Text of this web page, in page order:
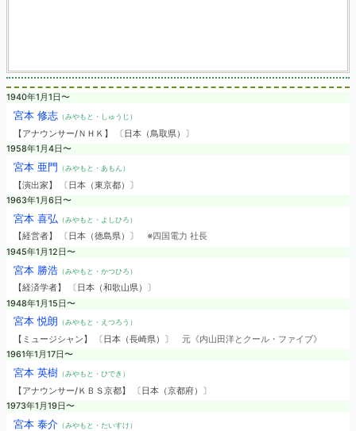
1940年1月1日〜
宮本 修志（みやもと・しゅうじ）
【アナウンサー/ＮＨＫ】 〔日本（鳥取県）〕
1958年1月4日〜
宮本 亜門 （みやもと・あもん）
【演出家】 〔日本（東京都）〕
1963年1月6日〜
宮本 喜弘 （みやもと・よしひろ）
【経営者】 〔日本（徳島県）〕 ※四国電力 社長
1945年1月12日〜
宮本 勝浩（みやもと・かつひろ）
【経済学者】 〔日本（和歌山県）〕
1948年1月15日〜
宮本 悦朗 （みやもと・えつろう）
【ミュージシャン】 〔日本（長崎県）〕 元《内山田洋とクール・ファイブ》
1961年1月17日〜
宮本 英樹（みやもと・ひでき）
【アナウンサー/ＫＢＳ京都】 〔日本（京都府）〕
1973年1月19日〜
宮本 泰介（みやもと・たいすけ）